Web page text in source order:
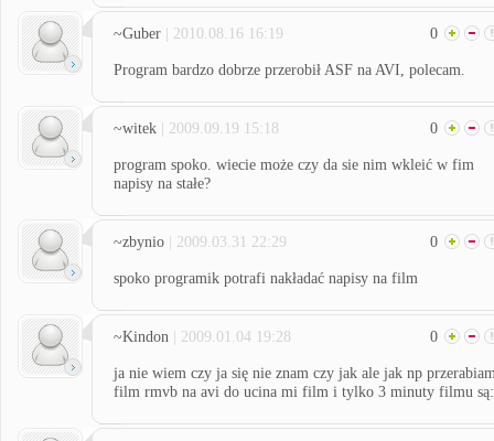
~Guber | 2010.08.16 16:19 0
Program bardzo dobrze przerobił ASF na AVI, polecam.
~witek | 2009.09.19 15:18 0
program spoko. wiecie może czy da sie nim wkleić w fim
napisy na stałe?
~zbynio | 2009.03.31 22:29 0
spoko programik potrafi nakładać napisy na film
~Kindon | 2009.01.04 19:28 0
ja nie wiem czy ja się nie znam czy jak ale jak np
film rmvb na avi do ucina mi film i tylko 3 minuty filmu